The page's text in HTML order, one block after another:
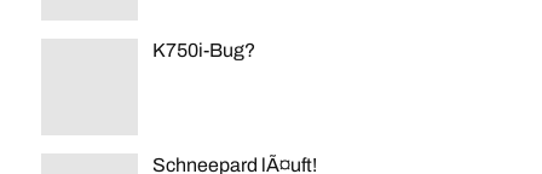
K750i-Bug?
Schneepard lÃ¤uft!